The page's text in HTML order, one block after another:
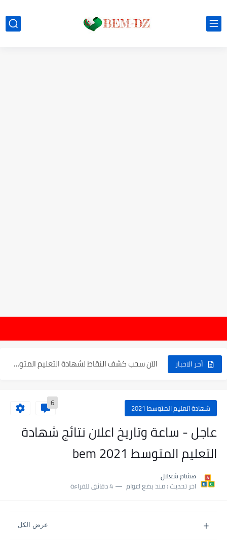
أخر الاخبار
الإعلان عن نتائج بكالوريا 2025 في الجزائر يوم 20...
الآن سحب كشف النقاط لشهادة التعليم المتوسط 2025
حساب معدل شهادة التعليم المتوسط بيام 2025
شهادة اتعليم المتوسط 2021 6
عاجل - ساعة وتاريخ اعلان نتائج شهادة
التعليم المتوسط 2021 bem
هشام شعلال
اخر تحديث :منذ بضع اعوام 4 دقائق للقراءة